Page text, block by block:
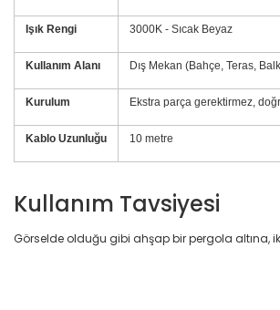
Işık Rengi 3000K - Sıcak Beyaz
Kullanım Alanı Dış Mekan (Bahçe, Teras,
Kurulum Ekstra parça gerektirmez,
Kablo Uzunluğu 10 metre
Kullanım Tavsiyesi
Görselde olduğu gibi ahşap bir pergola altına,